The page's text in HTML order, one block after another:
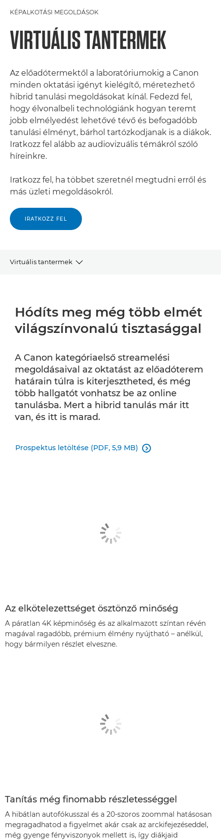
KÉPALKOTÁSI MEGOLDÁSOK
VIRTUÁLIS TANTERMEK
Az előadótermektől a laboratóriumokig a Canon
minden oktatási igényt kielégítő, méretezhető
hibrid tanulási megoldásokat kínál. Fedezd fel,
hogy élvonalbeli technológiánk hogyan teremt
jobb elmélyedést lehetővé tévő és befogadóbb
tanulási élményt, bárhol tartózkodjanak is a diákok.
Iratkozz fel alább az audiovizuális témákról szóló
híreinkre.
Iratkozz fel, ha többet szeretnél megtudni erről és
más üzleti megoldásokról.
IRATKOZZ FEL
Virtuális tantermek
PTZ termékek
Szoftverek
Harmadik felek megoldásainak integrációja
Hódíts meg még több elmét
világszínvonalú tisztasággal
A Canon kategóriaelső streamelési
megoldásaival az oktatást az előadóterem
határain túlra is kiterjesztheted, és még
több hallgatót vonhatsz be az online
tanulásba. Mert a hibrid tanulás már itt
van, és itt is marad.
Prospektus letöltése (PDF, 5,9 MB) 
Az elkötelezettséget ösztönző minőség
A páratlan 4K képminőség és az alkalmazott színtan révén
magával ragadóbb, prémium élmény nyújtható – anélkül,
hogy bármilyen részlet elveszne.
Tanítás még finomabb részletességgel
A hibátlan autofókusszal és a 20-szoros zoommal hatásosan
megragadhatod a figyelmet akár csak az arckifejezéseddel,
még gyenge fényviszonyok mellett is, így diákjaid